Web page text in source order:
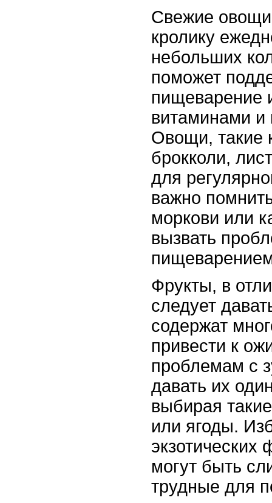
Свежие
кролику
небольших
поможет
пищеварение
витаминами
Овощи, такие
брокколи,
для
важно
моркови или
вызвать
Фрукты, в
следует
содержат
привести к
проблемам с
давать их
выбирая
или ягоды.
экзотических
могут быть
трудные для